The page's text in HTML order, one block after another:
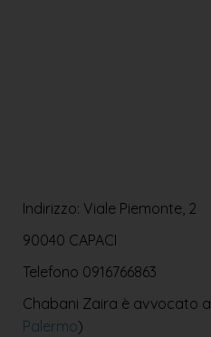
Indirizzo: Viale Piemonte, 2
90040 CAPACI
Telefono 0916766863
Chabani Zaira è avvocato a
Palermo)